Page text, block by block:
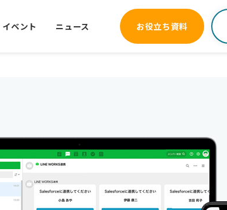
ベント ニュース お役立ち資料